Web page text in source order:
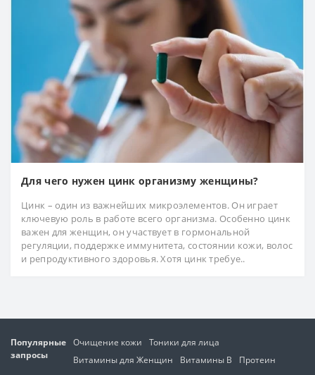
Для чего нужен цинк организму женщины?
Цинк – один из важнейших микроэлементов. Он играет
ключевую роль в работе всего организма. Особенно цинк
важен для женщин, он участвует в гормональной
регуляции, поддержке иммунитета, состоянии кожи, волос
и репродуктивного здоровья. Хотя цинк требуе..
Популярные
запросы
Очищение кожи
Тоники для лица
Витамины для Женщин
Витамины В Протеин